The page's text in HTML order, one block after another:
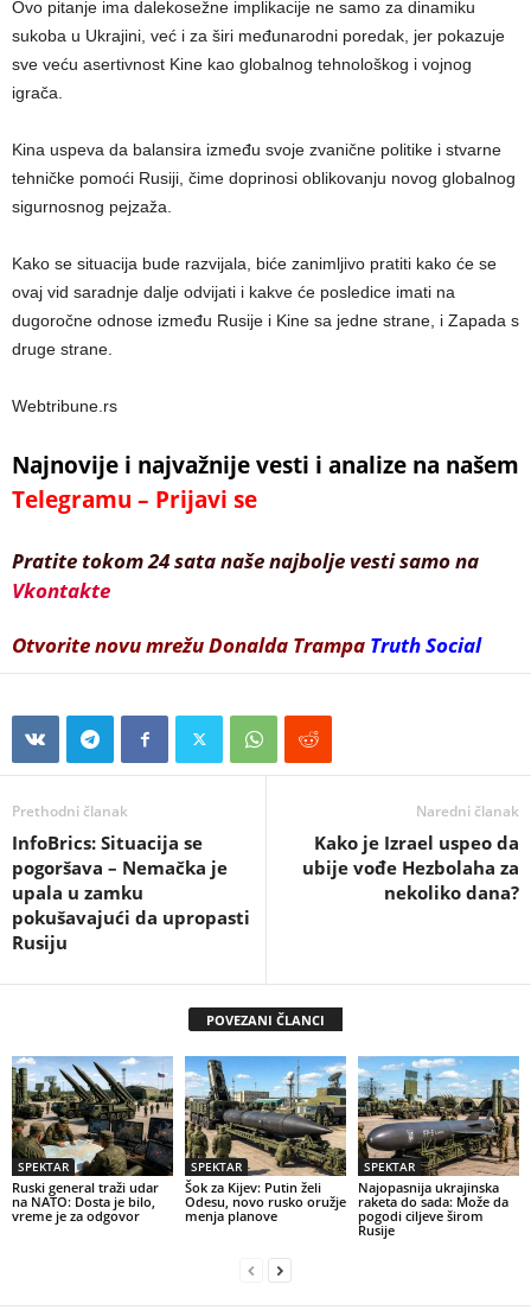
Ovo pitanje ima dalekosežne implikacije ne samo za dinamiku
sukoba u Ukrajini, već i za širi međunarodni poredak, jer pokazuje
sve veću asertivnost Kine kao globalnog tehnološkog i vojnog
igrača.
Kina uspeva da balansira između svoje zvanične politike i stvarne
tehničke pomoći Rusiji, čime doprinosi oblikovanju novog globalnog
sigurnosnog pejzaža.
Kako se situacija bude razvijala, biće zanimljivo pratiti kako će se
ovaj vid saradnje dalje odvijati i kakve će posledice imati na
dugoročne odnose između Rusije i Kine sa jedne strane, i Zapada s
druge strane.
Webtribune.rs
Najnovije i najvažnije vesti i analize na našem
Telegramu – Prijavi se
Pratite tokom 24 sata naše najbolje vesti samo na
Vkontakte
Otvorite novu mrežu Donalda Trampa Truth Social
Prethodni članak
InfoBrics: Situacija se
pogoršava – Nemačka je
upala u zamku
pokušavajući da upropasti
Rusiju
Naredni članak
Kako je Izrael uspeo da
ubije vođe Hezbolaha za
nekoliko dana?
POVEZANI ČLANCI
SPEKTAR
Ruski general traži udar
na NATO: Dosta je bilo,
vreme je za odgovor
SPEKTAR
Šok za Kijev: Putin želi
Odesu, novo rusko oružje
menja planove
SPEKTAR
Najopasnija ukrajinska
raketa do sada: Može da
pogodi ciljeve širom
Rusije